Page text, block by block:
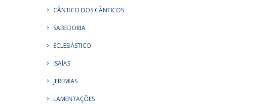
CÂNTICO DOS CÂNTICOS
SABEDORIA
ECLESIÁSTICO
ISAÍAS
JEREMIAS
LAMENTAÇÕES